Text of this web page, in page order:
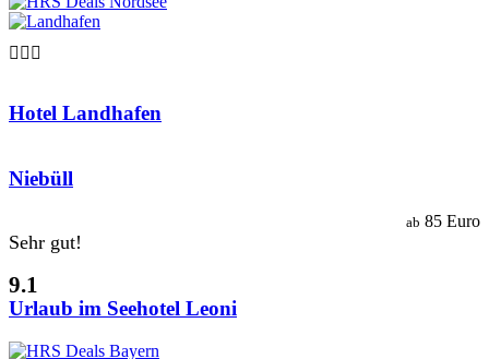

Hotel Landhafen
Niebüll
Sehr gut!
9.1
ab 85 Euro
Urlaub im Seehotel Leoni